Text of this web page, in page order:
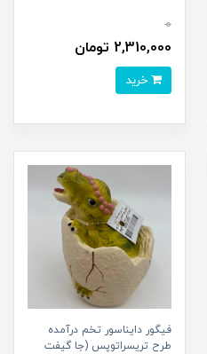
0
2,310,000 تومان
فیگور دایناسور تخم درآمده
طرح تریسراتوپس (جا گیفت